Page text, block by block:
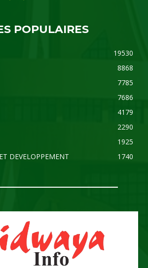
POPULAIRES
19530
8868
7785
7686
4179
2290
1925
DEVELOPPEMENT
1740